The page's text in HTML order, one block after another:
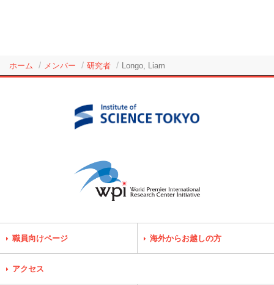
ホーム メンバー 研究者 Longo, Liam
職員向けページ 海外からお越しの方
アクセス